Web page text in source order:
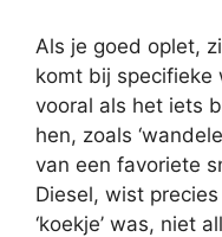
Als je goed oplet,
komt bij specifieke
vooral als het iets
hen, zoals
van een favoriete
Diesel, wist
‘koekje’ was, niet